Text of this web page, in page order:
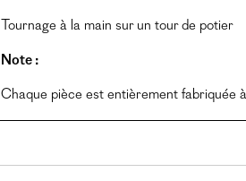
Tournage à la main sur un tour de potier
Note :
Chaque pièce est entièrement fabriquée